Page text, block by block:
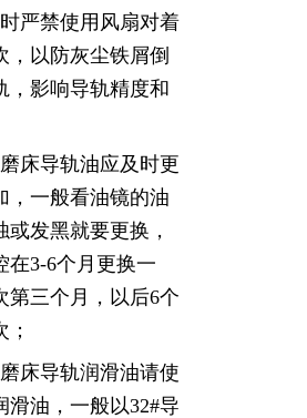
严禁使用风扇对着
，以防灰尘铁屑倒
，影响导轨精度和
床导轨油应及时更
，一般看油镜的油
或发黑就要更换，
在3-6个月更换一
第三个月，以后6个
床导轨润滑油请使
滑油，一般以32#导